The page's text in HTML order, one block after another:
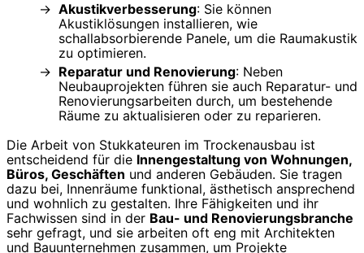
Akustikverbesserung: Sie können
Akustiklösungen installieren, wie
schallabsorbierende Panele, um die Raumakustik
zu optimieren.
Reparatur und Renovierung: Neben
Neubauprojekten führen sie auch Reparatur- und
Renovierungsarbeiten durch, um bestehende
Räume zu aktualisieren oder zu reparieren.
Die Arbeit von Stukkateuren im Trockenausbau ist
entscheidend für die Innengestaltung von Wohnungen,
Büros, Geschäften und anderen Gebäuden. Sie tragen
dazu bei, Innenräume funktional, ästhetisch ansprechend
und wohnlich zu gestalten. Ihre Fähigkeiten und ihr
Fachwissen sind in der Bau- und Renovierungsbranche
sehr gefragt, und sie arbeiten oft eng mit Architekten
und Bauunternehmen zusammen, um Projekte